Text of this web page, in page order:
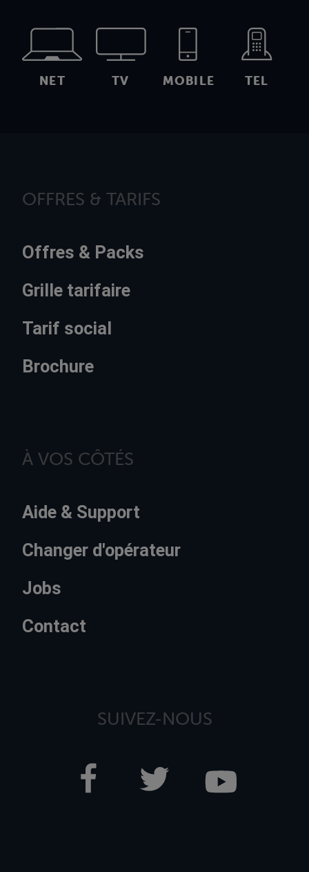
NET TV MOBILE TEL
OFFRES & TARIFS
Offres & Packs
Grille tarifaire
Tarif social
Brochure
À VOS CÔTÉS
Aide & Support
Changer d'opérateur
Jobs
Contact
SUIVEZ-NOUS